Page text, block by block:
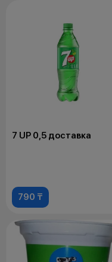
7 UP 0,5 доставка
790 ₸